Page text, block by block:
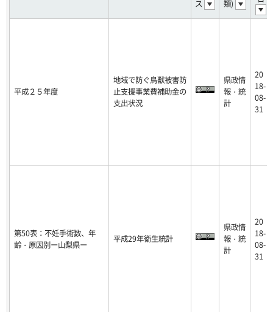
ス 類)
平成２５年度
地域で防ぐ鳥獣被害防
止支援事業費補助金の
支出状況
県政情
報・統
計
20
18-
08-
31
第50表：不妊手術数、年
齢・原因別ー山梨県ー
平成29年衛生統計
県政情
報・統
計
20
18-
08-
31